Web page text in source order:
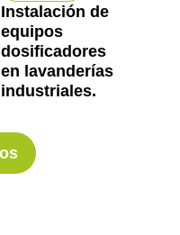
Instalación de
equipos
dosificadores
en lavanderías
industriales.